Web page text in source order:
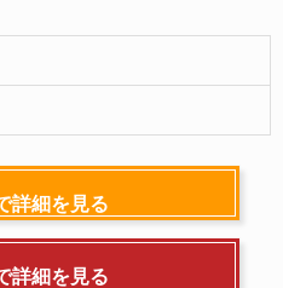
詳細を見る
詳細を見る